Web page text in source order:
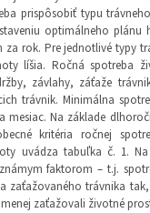
prispôsobiť typu
optimálneho plánu
za rok. Pre jednotlivé typy
líšia. Ročná spotreba
závlahy, záťaže
trávnik. Minimálna
Na základe
kritéria ročnej
uvádza tabuľka č. 1.
faktorom – t.j.
zaťažovaného trávnika
zaťažovali životné